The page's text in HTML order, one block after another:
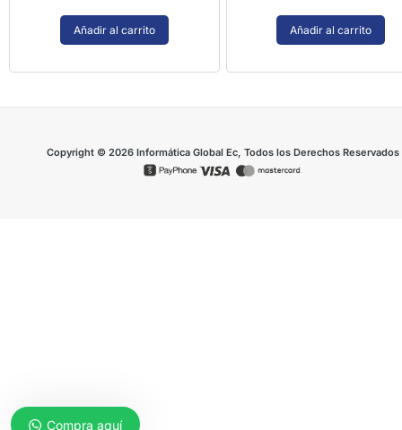
Añadir al carrito Añadir al carrito
Copyright © 2026 Informática Global Ec, Todos los Derechos Reservados
Compra aquí